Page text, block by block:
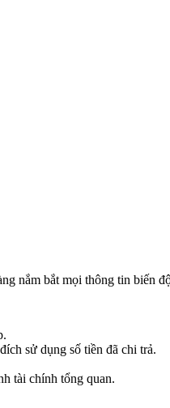
nắm bắt mọi thông tin biến
sử dụng số tiền đã chi trả.
tài chính tổng quan.